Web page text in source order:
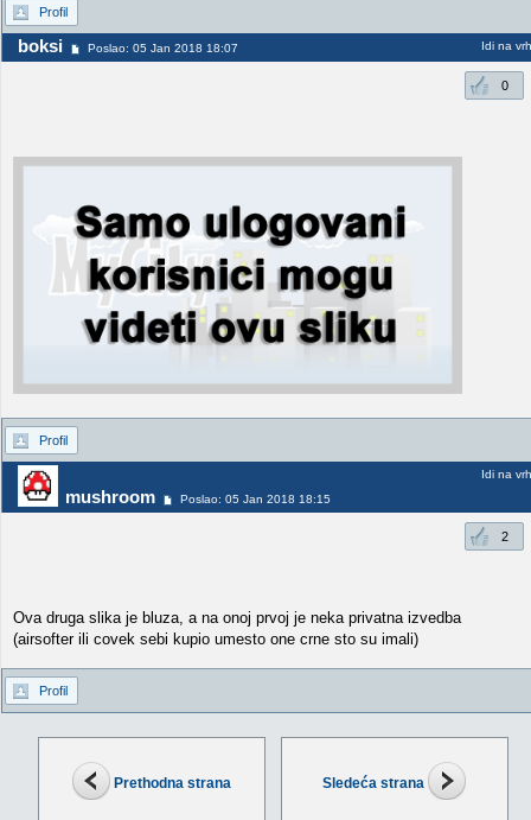
Prethodna strana Sledeća strana
Profil
boksi Poslao: 05 Jan 2018 18:07 Idi na vrh
0
Profil
mushroom Poslao: 05 Jan 2018 18:15
Idi na vrh
2
Ova druga slika je bluza, a na onoj prvoj je neka privatna izvedba
(airsofter ili covek sebi kupio umesto one crne sto su imali)
Profil